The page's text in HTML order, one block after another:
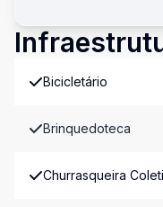
Bicicletário
Brinquedoteca
Churrasqueira